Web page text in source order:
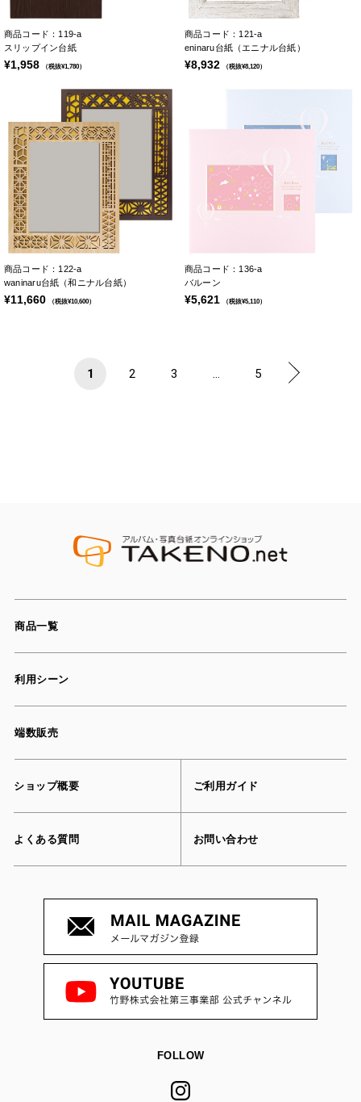
商品コード：119-a
スリップイン台紙
¥1,958 （税抜¥1,780）
商品コード：121-a
eninaru台紙（エニナル台紙）
¥8,932 （税抜¥8,120）
商品コード：122-a
waninaru台紙（和ニナル台紙）
¥11,660 （税抜¥10,600）
商品コード：136-a
バルーン
¥5,621 （税抜¥5,110）
1 2 3 ... 5
商品一覧
利用シーン
端数販売
ショップ概要 ご利用ガイド
よくある質問 お問い合わせ
FOLLOW